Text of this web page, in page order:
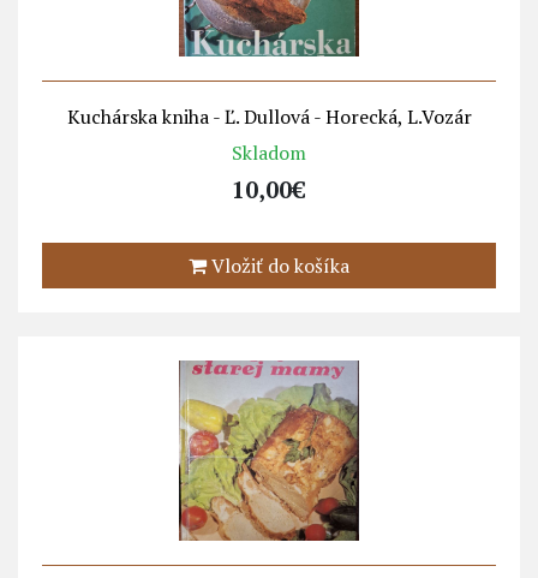
Kuchárska kniha - Ľ. Dullová - Horecká, L.Vozár
Skladom
10,00€
Vložiť do košíka